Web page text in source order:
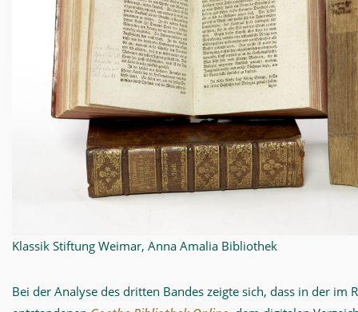
Klassik Stiftung Weimar, Anna Amalia Bibliothek
Bei der Analyse des dritten Bandes zeigte sich, dass in der im